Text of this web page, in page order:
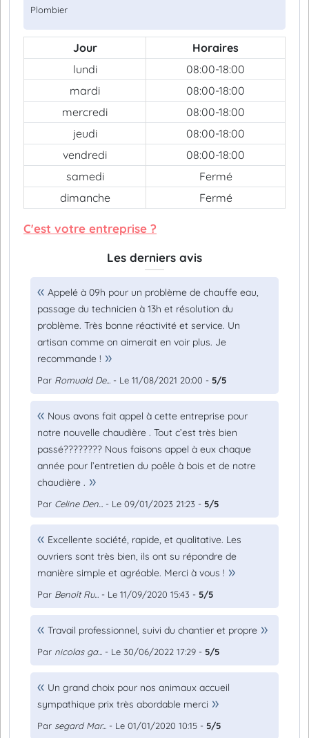
Plombier
Jour
Horaires
lundi
08:00-18:00
mardi
08:00-18:00
mercredi
08:00-18:00
jeudi
08:00-18:00
vendredi
08:00-18:00
samedi
Fermé
dimanche
Fermé
C'est votre entreprise ?
Les derniers avis
Appelé à 09h pour un problème de chauffe eau,
passage du technicien à 13h et résolution du
problème. Très bonne réactivité et service. Un
artisan comme on aimerait en voir plus. Je
recommande !
Par Romuald De... - Le 11/08/2021 20:00 - 5/5
Nous avons fait appel à cette entreprise pour
notre nouvelle chaudière . Tout c’est très bien
passé???????? Nous faisons appel à eux chaque
année pour l’entretien du poêle à bois et de notre
chaudière .
Par Celine Den... - Le 09/01/2023 21:23 - 5/5
Excellente société, rapide, et qualitative. Les
ouvriers sont très bien, ils ont su répondre de
manière simple et agréable. Merci à vous !
Par Benoît Ru... - Le 11/09/2020 15:43 - 5/5
Travail professionnel, suivi du chantier et propre
Par nicolas ga... - Le 30/06/2022 17:29 - 5/5
Un grand choix pour nos animaux accueil
sympathique prix très abordable merci
Par segard Mar... - Le 01/01/2020 10:15 - 5/5